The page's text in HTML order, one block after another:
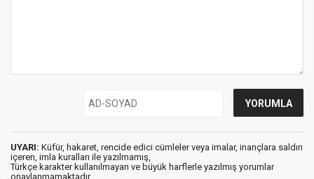
UYARI: Küfür, hakaret, rencide edici cümleler veya imalar, inançlara saldırı
içeren, imla kuralları ile yazılmamış,
Türkçe karakter kullanılmayan ve büyük harflerle yazılmış yorumlar
onaylanmamaktadır.